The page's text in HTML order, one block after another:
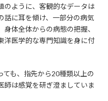
のように、客観的なデータは
話に耳を傾け、一部分の病気
体全体からの病態の把握、
洋医学的な専門知識を身に付
ても、指先から20種類以上の
師は感覚を研ぎ澄ましていま